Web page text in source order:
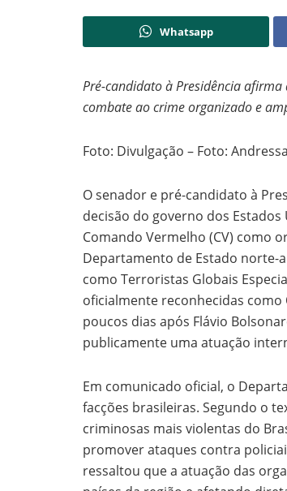
Whatsapp
Pré-candidato à Presidência
combate ao crime organizado e
Foto: Divulgação – Foto:
O senador e pré-candidato à
decisão do governo dos Estados
Comando Vermelho (CV) como
Departamento de Estado norte-
como Terroristas Globais
oficialmente reconhecidas
poucos dias após Flávio
publicamente uma atuação
Em comunicado oficial, o
facções brasileiras. Segundo o
criminosas mais violentas do
promover ataques contra
ressaltou que a atuação das